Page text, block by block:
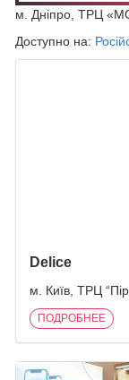
м. Дніпро, ТРЦ
Доступно на:
Delice
м. Київ, ТРЦ
ПОДРОБНЕЕ